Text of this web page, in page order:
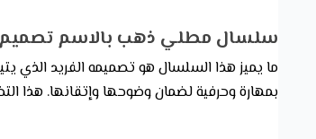
سلسال مطلي ذهب بالاسم
ما يميز هذا السلسال هو تصميمه الفريد
بمهارة وحرفية لضمان وضوحها وإتقانها.